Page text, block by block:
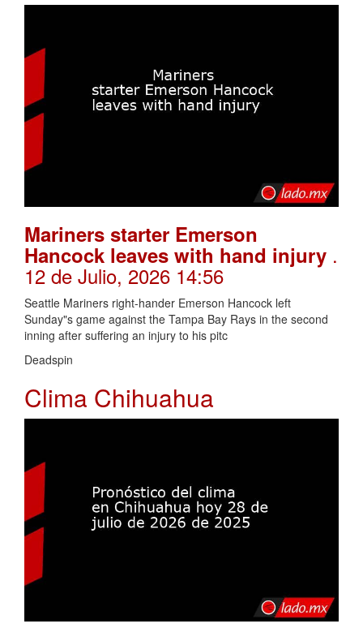
Mariners starter Emerson
Hancock leaves with hand injury .
12 de Julio, 2026 14:56
Seattle Mariners right-hander Emerson Hancock left
Sunday"s game against the Tampa Bay Rays in the second
inning after suffering an injury to his pitc
Deadspin
Clima Chihuahua